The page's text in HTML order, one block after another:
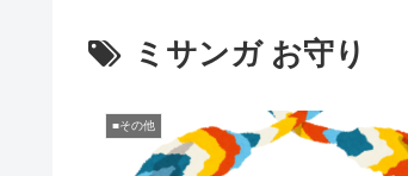
ミサンガ お守り
■その他